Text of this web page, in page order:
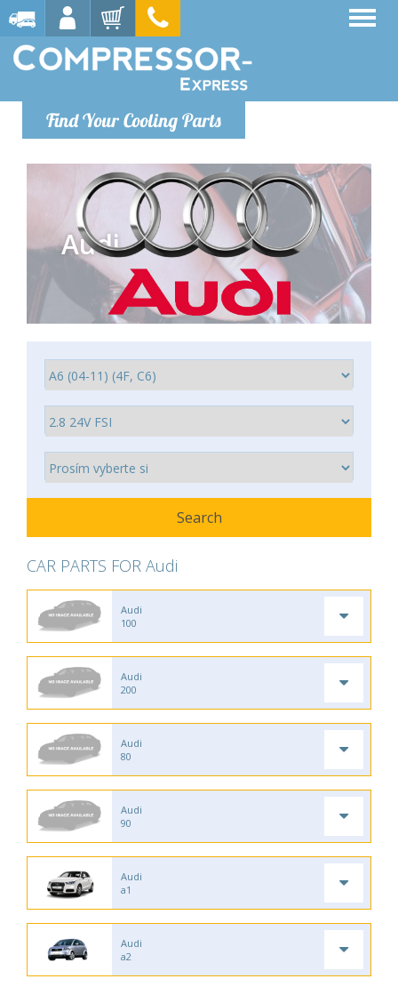
Find Your Cooling Parts
Audi
CAR PARTS FOR Audi
Audi
100
Audi
200
Audi
80
Audi
90
Audi
a1
Audi
a2